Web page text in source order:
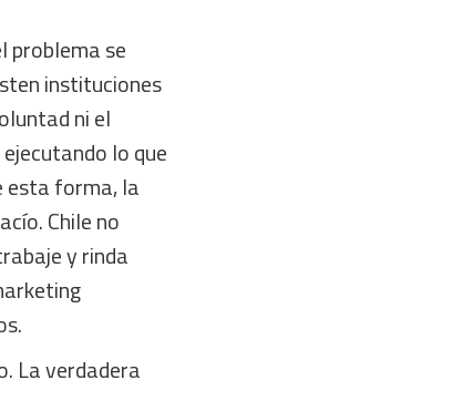
problema se
instituciones
ni el
lo que
esta forma, la
Chile no
y rinda
La verdadera